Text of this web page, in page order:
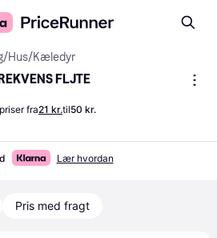
/Hus/Kæledyr
FLJTE
fra21 kr.til50 kr.
Lær hvordan
Pris med fragt